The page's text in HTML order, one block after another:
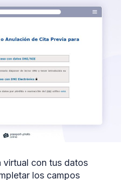
virtual con tus datos
los campos